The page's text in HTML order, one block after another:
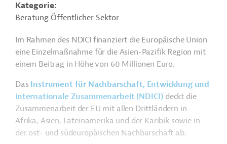
Kategorie
Beratung Öffentlicher Sektor
Im Rahmen des NDICI finanziert die Europäische Union
eine Einzelmaßnahme für die Asien-Pazifik Region mit
einem Beitrag in Höhe von 60 Millionen Euro.
Das Instrument für Nachbarschaft, Entwicklung und
internationale Zusammenarbeit (NDICI) deckt die
Zusammenarbeit der EU mit allen Drittländern in
Afrika, Asien, Lateinamerika und der Karibik sowie in
der ost- und südeuropäischen Nachbarschaft ab.